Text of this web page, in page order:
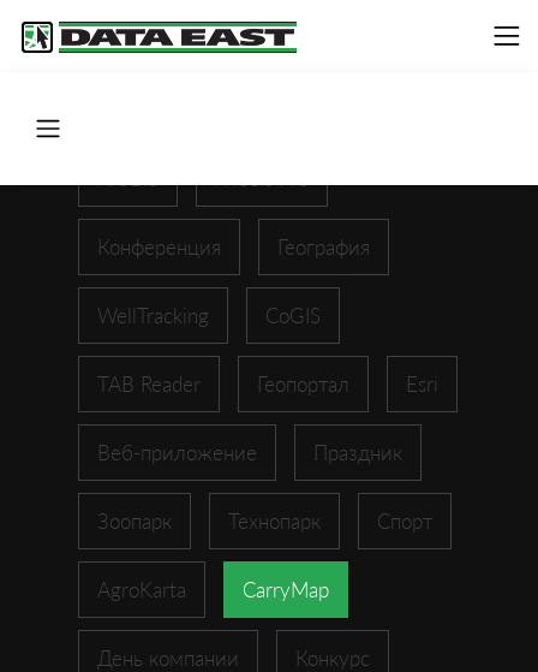
Конференция География
WellTracking CoGIS
TAB Reader Геопортал Esri
Веб-приложение Праздник
Зоопарк Технопарк Спорт
AgroKarta CarryMap
День компании Конкурс